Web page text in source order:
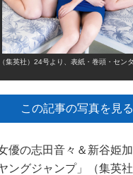
集英社）24号より、表紙・巻頭・セン
この記事の写真を見る
優の志田音々＆新谷姫
ングジャンプ」（集英